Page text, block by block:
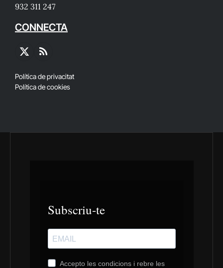
932 311 247
CONNECTA
X
RSS
Política de privacitat
Política de cookies